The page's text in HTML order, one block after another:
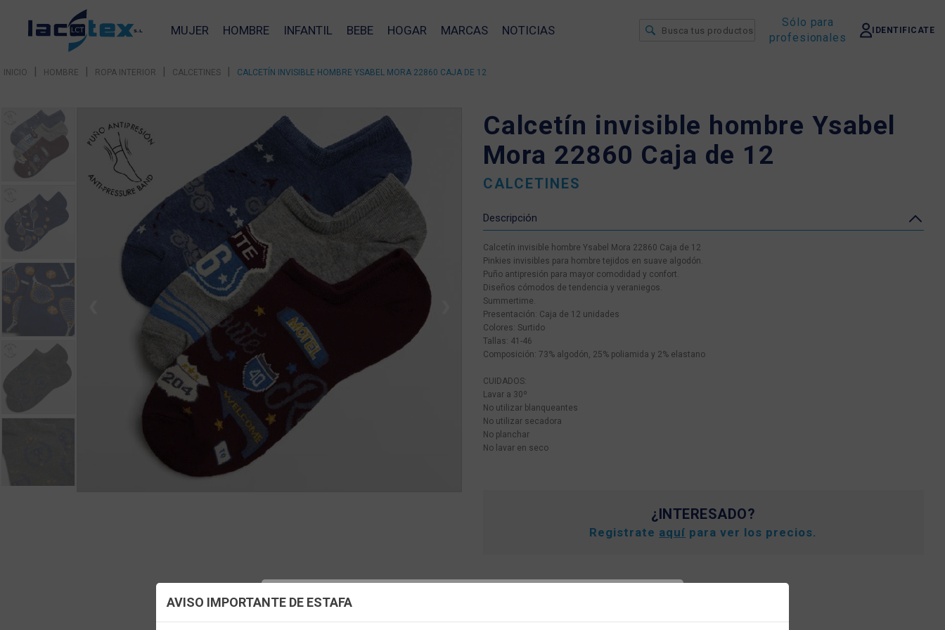
MUJER HOMBRE INFANTIL BEBE HOGAR MARCAS NOTICIAS
Sólo para
profesionales
IDENTIFICATE
INICIO | HOMBRE | ROPA INTERIOR | CALCETINES | CALCETÍN INVISIBLE HOMBRE YSABEL MORA 22860 CAJA DE 12
Calcetín invisible hombre Ysabel
Mora 22860 Caja de 12
CALCETINES
Descripción
Calcetín invisible hombre Ysabel Mora 22860 Caja de 12
Pinkies invisibles para hombre tejidos en suave algodón.
Puño antipresión para mayor comodidad y confort.
Diseños cómodos de tendencia y veraniegos.
Summertime.
Presentación: Caja de 12 unidades
Colores: Surtido
Tallas: 41-46
Composición: 73% algodón, 25% poliamida y 2% elastano
CUIDADOS:
Lavar a 30º
No utilizar blanqueantes
No utilizar secadora
No planchar
No lavar en seco
¿INTERESADO?
Registrate aquí para ver los precios.
Configuración de cookies
AVISO IMPORTANTE DE ESTAFA